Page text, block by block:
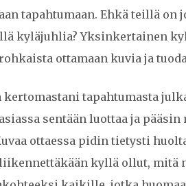
tapahtumaan. Ehkä teillä
kyläjuhlia? Yksinkertainen
ottamaan kuvia ja
kertomastani tapahtumasta
sentään luottaa ja
ottaessa pidin tietysti
kyllä ollut,